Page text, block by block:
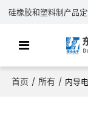
硅橡胶和塑料制产品
首页 / 所有 / 内导